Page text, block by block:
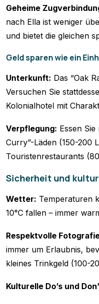
Geheime
nach Ella ist weniger
und bietet die gleichen
Geld sparen wie ein
Unterkunft: Das “Oak
Versuchen Sie
Kolonialhotel mit
Verpflegung: Essen Sie
Curry”-Läden (150-200
Touristenrestaurants
Sicherheit und
Wetter: Temperaturen
10°C fallen – immer
Respektvolle
immer um Erlaubnis,
kleines Trinkgeld (100-
Kulturelle Do’s und